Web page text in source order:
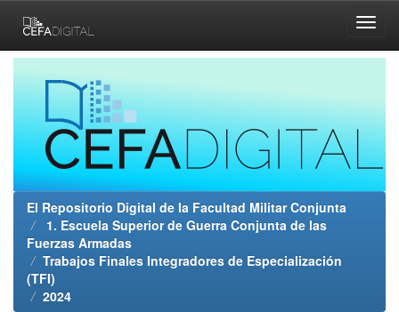
navigation
El Repositorio Digital de la Facultad Militar Conjunta
1. Escuela Superior de Guerra Conjunta de las
Fuerzas Armadas
Trabajos Finales Integradores de Especialización
(TFI)
2024